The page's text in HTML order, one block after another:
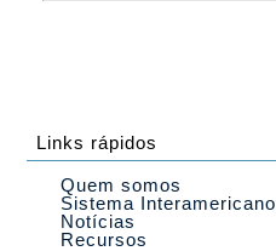
Links rápidos
Quem somos
Sistema Interamericano
Notícias
Recursos